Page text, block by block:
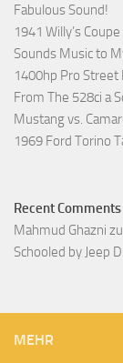
Fabulous Sound!
1941 Willy’s
Sounds Music to
1400hp Pro Street
From The 528ci a
Mustang vs.
1969 Ford Torino
Recent Comments
Mahmud Ghazni zu
Schooled by Jeep
MEHR